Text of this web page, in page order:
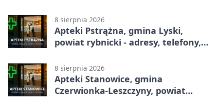
otwarcia
8 sierpnia 2026
Apteki Pstrążna, gmina Lyski,
powiat rybnicki - adresy, telefony,
8 sierpnia 2026
Apteki Stanowice, gmina
Czerwionka-Leszczyny, powiat